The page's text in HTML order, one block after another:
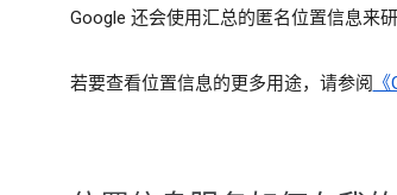
Google 还会使用汇总的匿名位置信息来
若要查看位置信息的更多用途，请参阅